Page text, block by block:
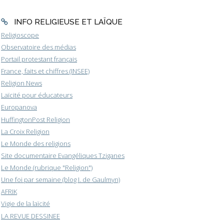
INFO RELIGIEUSE ET LAÏQUE
Religioscope
Observatoire des médias
Portail protestant français
France, faits et chiffres (INSEE)
Religion News
Laïcité pour éducateurs
Europanova
HuffingtonPost Religion
La Croix Religion
Le Monde des religions
Site documentaire Evangéliques Tziganes
Le Monde (rubrique "Religion")
Une foi par semaine (blog I. de Gaulmyn)
AFRIK
Vigie de la laïcité
LA REVUE DESSINEE